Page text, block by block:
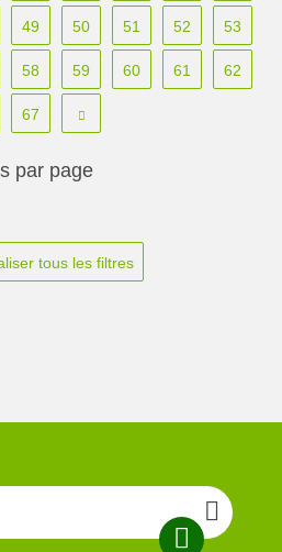
49 50 51 52 53
58 59 60 61 62
67
par page
tous les filtres